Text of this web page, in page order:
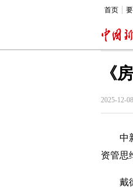
首页
《
2025-12-
中新
资管思
戴德